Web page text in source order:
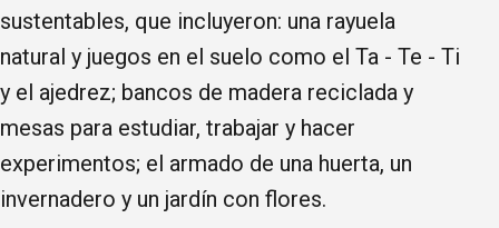
sustentables, que incluyeron: ​una rayuela
natural y juegos en el suelo como el Ta - Te - Ti
y el ajedrez; bancos de madera reciclada y
mesas para estudiar, trabajar y hacer
experimentos; el armado de una huerta, un
invernadero y un jardín con flores.